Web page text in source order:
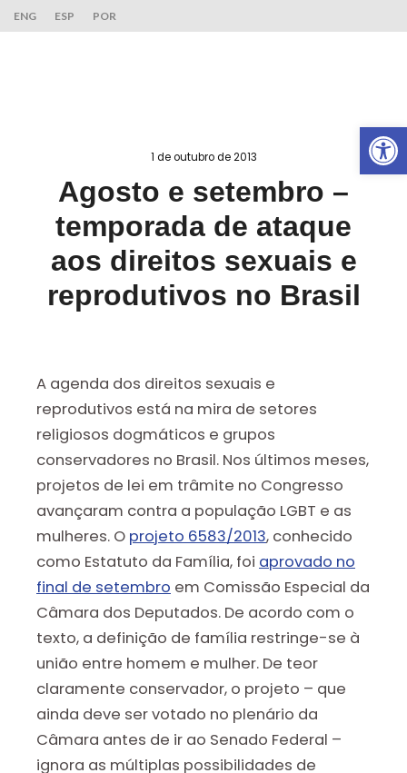
ENG ESP POR
1 de outubro de 2013
Agosto e setembro –
temporada de ataque
aos direitos sexuais e
reprodutivos no Brasil
A agenda dos direitos sexuais e
reprodutivos está na mira de setores
religiosos dogmáticos e grupos
conservadores no Brasil. Nos últimos meses,
projetos de lei em trâmite no Congresso
avançaram contra a população LGBT e as
mulheres. O projeto 6583/2013, conhecido
como Estatuto da Família, foi aprovado no
final de setembro em Comissão Especial da
Câmara dos Deputados. De acordo com o
texto, a definição de família restringe-se à
união entre homem e mulher. De teor
claramente conservador, o projeto – que
ainda deve ser votado no plenário da
Câmara antes de ir ao Senado Federal –
ignora as múltiplas possibilidades de